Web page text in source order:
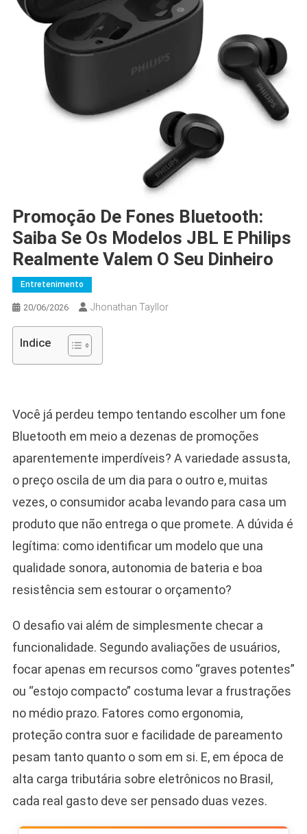
Promoção De Fones Bluetooth:
Saiba Se Os Modelos JBL E Philips
Realmente Valem O Seu Dinheiro
Entretenimento
20/06/2026 Jhonathan Tayllor
Indice
Você já perdeu tempo tentando escolher um fone
Bluetooth em meio a dezenas de promoções
aparentemente imperdíveis? A variedade assusta,
o preço oscila de um dia para o outro e, muitas
vezes, o consumidor acaba levando para casa um
produto que não entrega o que promete. A dúvida é
legítima: como identificar um modelo que una
qualidade sonora, autonomia de bateria e boa
resistência sem estourar o orçamento?
O desafio vai além de simplesmente checar a
funcionalidade. Segundo avaliações de usuários,
focar apenas em recursos como “graves potentes”
ou “estojo compacto” costuma levar a frustrações
no médio prazo. Fatores como ergonomia,
proteção contra suor e facilidade de pareamento
pesam tanto quanto o som em si. E, em época de
alta carga tributária sobre eletrônicos no Brasil,
cada real gasto deve ser pensado duas vezes.